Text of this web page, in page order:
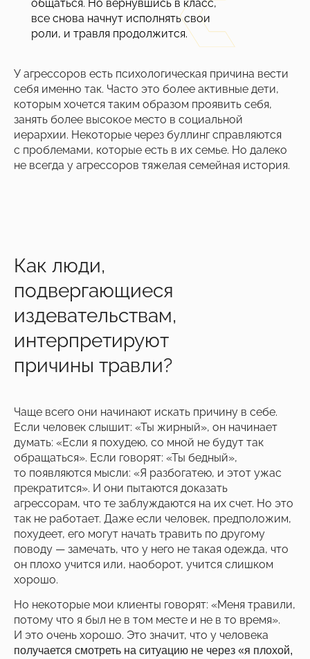
общаться. Но вернувшись в класс,
все снова начнут исполнять свои
роли, и травля продолжится.
У агрессоров есть психологическая причина вести
себя именно так. Часто это более активные дети,
которым хочется таким образом проявить себя,
занять более высокое место в социальной
иерархии. Некоторые через буллинг справляются
с проблемами, которые есть в их семье. Но далеко
не всегда у агрессоров тяжелая семейная история.
Как люди,
подвергающиеся
издевательствам,
интерпретируют
причины травли?
Чаще всего они начинают искать причину в себе.
Если человек слышит: «Ты жирный», он начинает
думать: «Если я похудею, со мной не будут так
обращаться». Если говорят: «Ты бедный»,
то появляются мысли: «Я разбогатею, и этот ужас
прекратится». И они пытаются доказать
агрессорам, что те заблуждаются на их счет. Но это
так не работает. Даже если человек, предположим,
похудеет, его могут начать травить по другому
поводу — замечать, что у него не такая одежда, что
он плохо учится или, наоборот, учится слишком
хорошо.
Но некоторые мои клиенты говорят: «Меня травили,
потому что я был не в том месте и не в то время».
И это очень хорошо. Это значит, что у человека
получается смотреть на ситуацию не через «я плохой,